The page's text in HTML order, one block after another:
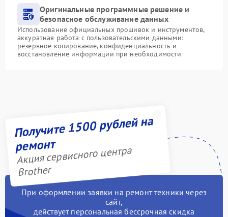
Оригинальные программные решение и
безопасное обслуживание данных
Использование официальных прошивок и инструментов,
аккуратная работа с пользовательскими данными:
резервное копирование, конфиденциальность и
восстановление информации при необходимости
Получите 1500 рублей на
ремонт
Акция сервисного центра
Brother
При оформлении заявки на ремонт техники через
сайт,
действует персональная бессрочная скидка